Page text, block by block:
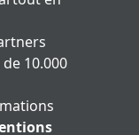
10.000